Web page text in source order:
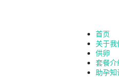
首页
关于我
供卵
套餐介
助孕知